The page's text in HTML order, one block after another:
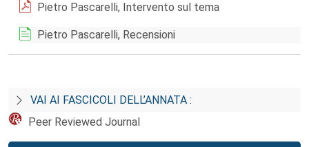
Pietro Pascarelli, Intervento sul tema
Pietro Pascarelli, Recensioni
VAI AI FASCICOLI DELL’ANNATA :
Peer Reviewed Journal